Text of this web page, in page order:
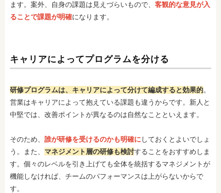
ます。案外、自身の課題は見えづらいもので、 客観的な意見が入
ることで課題が明確になります。
キャリアによってプログラムを分ける
研修プログラムは、キャリアによって分けて編成すると効果的。
営業はキャリアによって抱えている課題も違うからです。新人と
中堅では、改善ポイントが異なるのは自然なことといえます。
そのため、 誰が研修を受けるのかも明確に しておくとよいでしょ
う。また、 マネジメント層の研修も検討することをおすすめしま
す。個々のレベルを引き上げても全体を統括するマネジメントが
機能しなければ、チームのパフォーマンスは上がらないからで
す。